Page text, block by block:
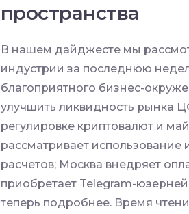
пространства
В нашем дайджесте мы
индустрии за последнюю
благоприятного бизнес-
улучшить ликвидность рынка
регулировке криптовалют и
рассматривает
расчетов; Москва внедряет
приобретает Telegram-
теперь подробнее. Время